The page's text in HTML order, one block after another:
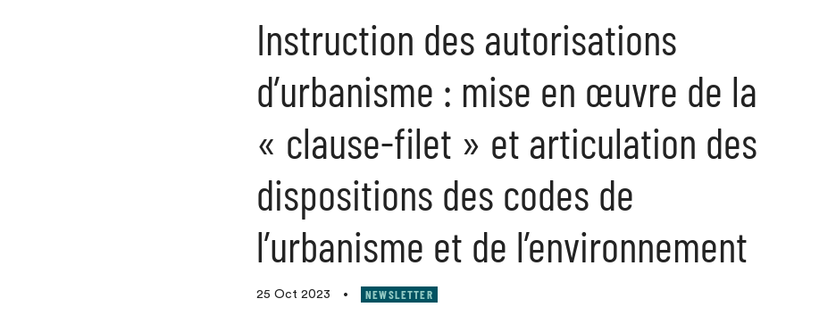
Instruction des autorisations
d’urbanisme : mise en œuvre de la
« clause-filet » et articulation des
dispositions des codes de
l’urbanisme et de l’environnement
25 Oct 2023 • NEWSLETTER